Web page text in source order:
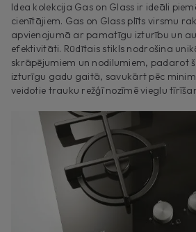
Idea kolekcija Gas on Glass ir ideāli
cienītājiem. Gas on Glass plīts virsmu
apvienojumā ar pamatīgu izturību un
efektivitāti. Rūdītais stikls nodrošina
skrāpējumiem un nodilumiem, padarot
izturīgu gadu gaitā, savukārt pēc
veidotie trauku režģī nozīmē vieglu